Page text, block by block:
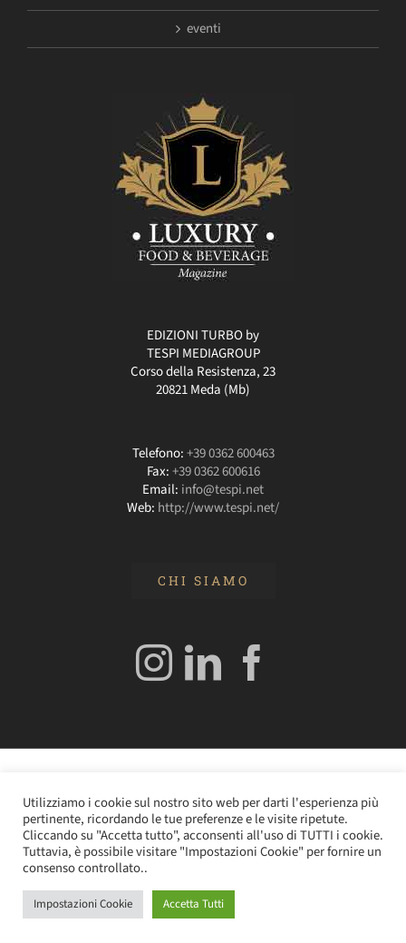
eventi
EDIZIONI TURBO by
TESPI MEDIAGROUP
Corso della Resistenza, 23
20821 Meda (Mb)
Telefono:+39 0362 600463
Fax:+39 0362 600616
Email: info@tespi.net
Web: http://www.tespi.net/
CHI SIAMO
Angelo Frigerio -Cookie Policy–Privacy Policy- P.IVA
0362610964
InstagramLinkedIn
Utilizziamo i cookie sul nostro sito web per darti l'esperienza più
pertinente, ricordando le tue preferenze e le visite ripetute.
Cliccando su "Accetta tutto", acconsenti all'uso di TUTTI i cookie.
Tuttavia, è possibile visitare "Impostazioni Cookie" per fornire un
consenso controllato..
Impostazioni Cookie Accetta Tutti